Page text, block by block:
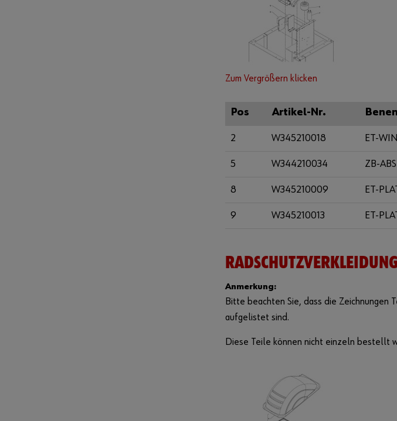
Zum Vergrößern klicken
Pos Artikel-Nr.
2 W345210018 ET-
5 W344210034 ZB-
8 W345210009 ET-
9 W345210013 ET-
Anmerkung:
Bitte beachten Sie, dass die
aufgelistet sind.
Diese Teile können nicht einzeln bestellt